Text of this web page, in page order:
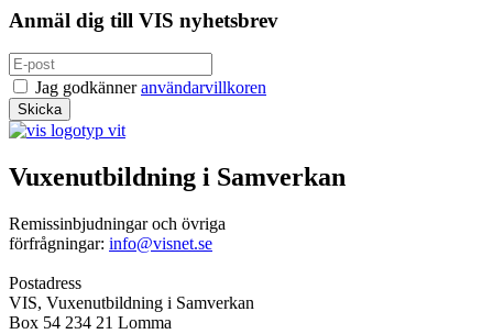
Anmäl dig till VIS nyhetsbrev
Jag godkänneranvändarvillkoren
Vuxenutbildning i Samverkan
Remissinbjudningar och övriga
förfrågningar: info@visnet.se
Postadress
VIS, Vuxenutbildning i Samverkan
Box 54 234 21 Lomma